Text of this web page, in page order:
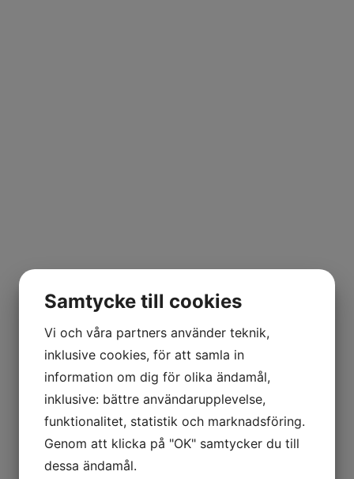
Samtycke till cookies
Vi och våra partners använder teknik,
inklusive cookies, för att samla in
information om dig för olika ändamål,
inklusive: bättre användarupplevelse,
funktionalitet, statistik och marknadsföring.
Genom att klicka på "OK" samtycker du till
dessa ändamål.